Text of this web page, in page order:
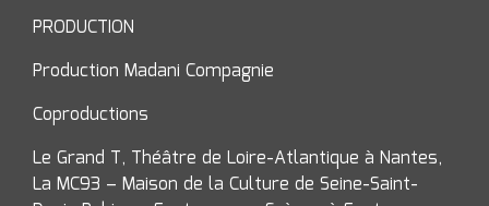
PRODUCTION
Production Madani Compagnie
Coproductions
Le Grand T, Théâtre de Loire-Atlantique à Nantes,
La MC93 – Maison de la Culture de Seine-Saint-